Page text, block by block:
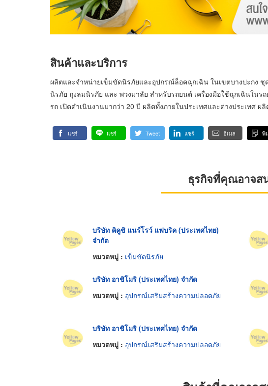
สินค้าและบริการ
ผลิตและจำหน่ายเข็มขัดนิรภัยและอุปกรณ์ล็อคฉุกเฉิน ในเขตบางปะกง
นิรภัย ถุงลมนิรภัย และ พวงมาลัย สำหรับรถยนต์ เครื่องมือใช้ฉุกเฉินในร
รถ เปิดดำเนินงานมากว่า 20 ปี ผลิตทั้งภายในประเทศและต่างประเทศ
แชร์ แชร์ Tweet แชร์ อีเมล พิ
ธุรกิจที่คุณอาจส
บริษัท คิคูชิ แนร์โรว์ แฟบริค (ประเทศไทย)
จำกัด
หมวดหมู่ : เข็มขัดนิรภัย
บริษัท อาชิโมริ (ประเทศไทย) จำกัด
หมวดหมู่ : อุปกรณ์เสริมสร้างความปลอดภัย
บริษัท อาชิโมริ (ประเทศไทย) จำกัด
หมวดหมู่ : อุปกรณ์เสริมสร้างความปลอดภัย